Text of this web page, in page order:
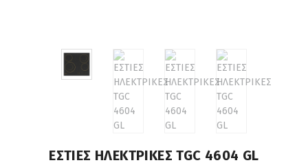
ΕΣΤΙΕΣ ΗΛΕΚΤΡΙΚΕΣ TGC 4604 GL